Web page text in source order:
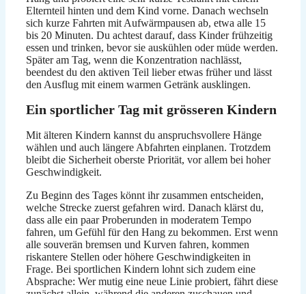
Elternteil hinten und dem Kind vorne. Danach wechseln
sich kurze Fahrten mit Aufwärmpausen ab, etwa alle 15
bis 20 Minuten. Du achtest darauf, dass Kinder frühzeitig
essen und trinken, bevor sie auskühlen oder müde werden.
Später am Tag, wenn die Konzentration nachlässt,
beendest du den aktiven Teil lieber etwas früher und lässt
den Ausflug mit einem warmen Getränk ausklingen.
Ein sportlicher Tag mit grösseren Kindern
Mit älteren Kindern kannst du anspruchsvollere Hänge
wählen und auch längere Abfahrten einplanen. Trotzdem
bleibt die Sicherheit oberste Priorität, vor allem bei hoher
Geschwindigkeit.
Zu Beginn des Tages könnt ihr zusammen entscheiden,
welche Strecke zuerst gefahren wird. Danach klärst du,
dass alle ein paar Proberunden in moderatem Tempo
fahren, um Gefühl für den Hang zu bekommen. Erst wenn
alle souverän bremsen und Kurven fahren, kommen
riskantere Stellen oder höhere Geschwindigkeiten in
Frage. Bei sportlichen Kindern lohnt sich zudem eine
Absprache: Wer mutig eine neue Linie probiert, fährt diese